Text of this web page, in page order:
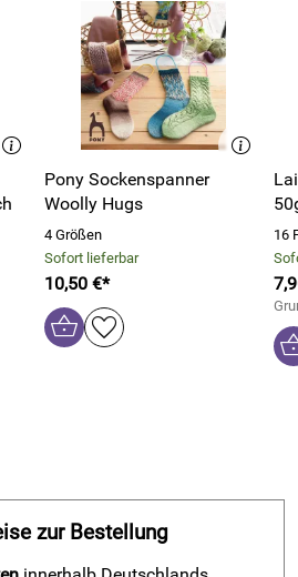
Pony Sockenspanner
Woolly Hugs
4 Größen
Sofort lieferbar
10,50 €*
16
zur Bestellung